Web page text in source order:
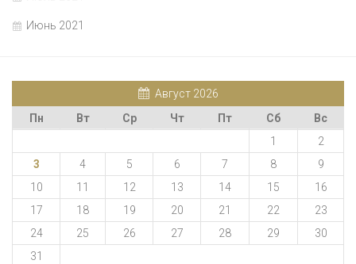
Июнь 2021
Август 2026
Пн
Вт Ср Чт Пт Сб
Вс
1
2
3
4 5 6 7 8
9
10
11 12 13 14 15
16
17
18 19 20 21 22
23
24
25 26 27 28 29
30
31